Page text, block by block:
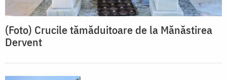
(Foto) Crucile tămăduitoare de la Mănăstirea
Dervent